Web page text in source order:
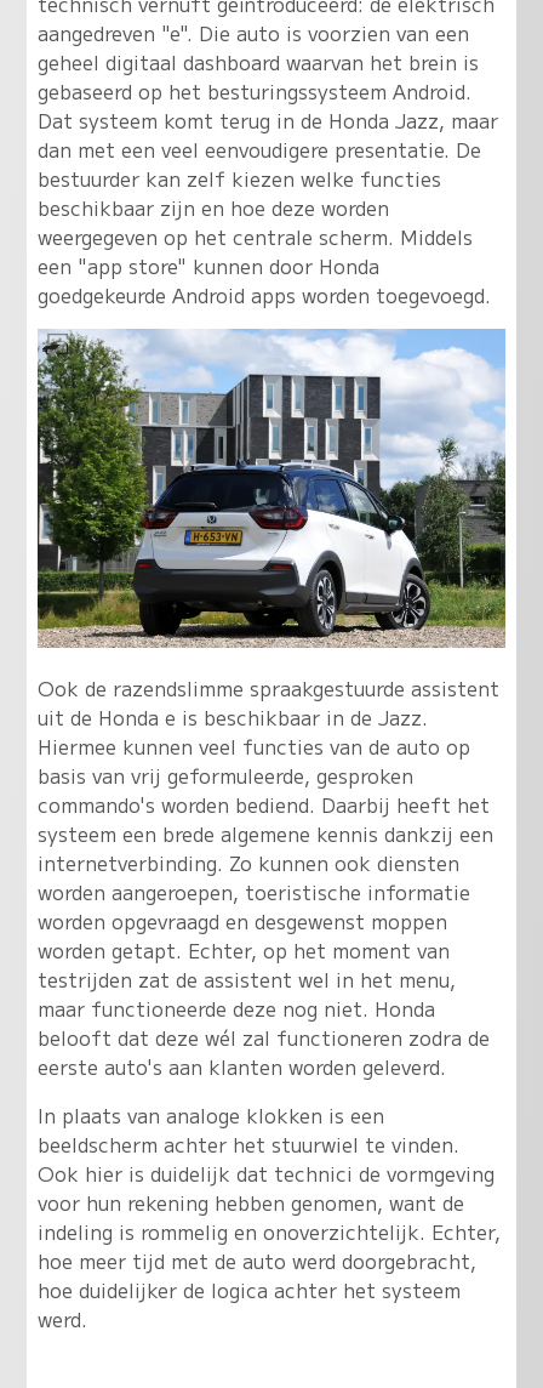
aangedreven "e". Die auto is voorzien van een
geheel digitaal dashboard waarvan het brein is
gebaseerd op het besturingssysteem Android.
Dat systeem komt terug in de Honda Jazz, maar
dan met een veel eenvoudigere presentatie. De
bestuurder kan zelf kiezen welke functies
beschikbaar zijn en hoe deze worden
weergegeven op het centrale scherm. Middels
een "app store" kunnen door Honda
goedgekeurde Android apps worden toegevoegd.
Ook de razendslimme spraakgestuurde assistent
uit de Honda e is beschikbaar in de Jazz.
Hiermee kunnen veel functies van de auto op
basis van vrij geformuleerde, gesproken
commando's worden bediend. Daarbij heeft het
systeem een brede algemene kennis dankzij een
internetverbinding. Zo kunnen ook diensten
worden aangeroepen, toeristische informatie
worden opgevraagd en desgewenst moppen
worden getapt. Echter, op het moment van
testrijden zat de assistent wel in het menu,
maar functioneerde deze nog niet. Honda
belooft dat deze wél zal functioneren zodra de
eerste auto's aan klanten worden geleverd.
In plaats van analoge klokken is een
beeldscherm achter het stuurwiel te vinden.
Ook hier is duidelijk dat technici de vormgeving
voor hun rekening hebben genomen, want de
indeling is rommelig en onoverzichtelijk. Echter,
hoe meer tijd met de auto werd doorgebracht,
hoe duidelijker de logica achter het systeem
werd.